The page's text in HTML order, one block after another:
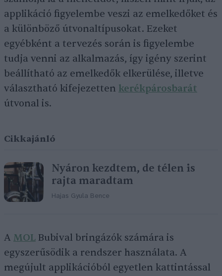
applikáció figyelembe veszi az emelkedőket és
a különböző útvonaltípusokat. Ezeket
egyébként a tervezés során is figyelembe
tudja venni az alkalmazás, így igény szerint
beállítható az emelkedők elkerülése, illetve
választható kifejezetten kerékpárosbarát
útvonal is.
Cikkajánló
Nyáron kezdtem, de télen is
rajta maradtam
Hajas Gyula Bence
A MOL Bubival bringázók számára is
egyszerűsödik a rendszer használata. A
megújult applikációból egyetlen kattintással